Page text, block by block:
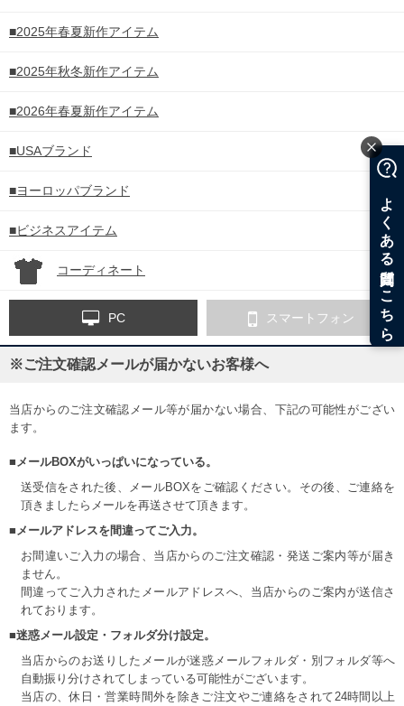
■2025年春夏新作アイテム
■2025年秋冬新作アイテム
■2026年春夏新作アイテム
■USAブランド
■ヨーロッパブランド
■ビジネスアイテム
コーディネート
PC スマートフォン
※ご注文確認メールが届かないお客様へ
当店からのご注文確認メール等が届かない場合、下記の可能性がござい
ます。
■メールBOXがいっぱいになっている。
送受信をされた後、メールBOXをご確認ください。その後、ご連絡を
頂きましたらメールを再送させて頂きます。
■メールアドレスを間違ってご入力。
お間違いご入力の場合、当店からのご注文確認・発送ご案内等が届き
ません。
間違ってご入力されたメールアドレスへ、当店からのご案内が送信さ
れております。
■迷惑メール設定・フォルダ分け設定。
当店からのお送りしたメールが迷惑メールフォルダ・別フォルダ等へ
自動振り分けされてしまっている可能性がございます。
当店の、休日・営業時間外を除きご注文やご連絡をされて24時間以上